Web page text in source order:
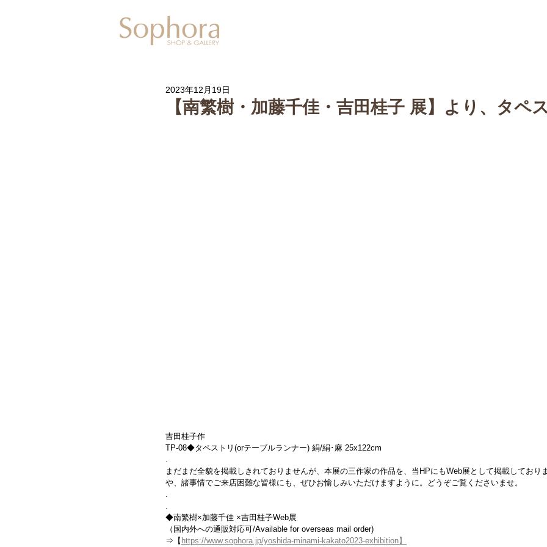
【南繁樹・加藤千佳・吉田桂子 展】より、タペ
2023年12月19日
吉田桂子作
TP-08◆タペストリ(orテーブルランナー) 絹/絹･麻 25x122cm
.
まだまだ全貌を掲載しきれておりませんが、本展の三作家の作品を、当HPにもWeb展として掲載しており
や、諸事情でご来店困難な皆様にも、ぜひお愉しみいただけますように。どうぞご覧くださいませ。
.
.
◆南繁樹×加藤千佳 ×吉田桂子Web展
（国内外への通販対応可/Available for overseas mail order)
⇒【 https://www.sophora.jp/yoshida-minami-kakato2023-exhibition】